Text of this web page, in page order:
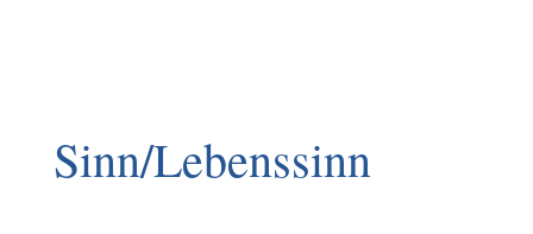
Sinn/Lebenssinn